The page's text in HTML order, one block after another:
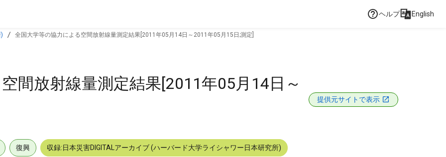
ヘルプ English
全国大学等の協力による空間放射線量測定結果[2011年05月14日～2011年05月15日;測定]
間放射線量測定結果[2011年05月14日～
提供元サイトで表示
復興 収録:日本災害DIGITALアーカイブ (ハーバード大学ライシャワー日本研究所)